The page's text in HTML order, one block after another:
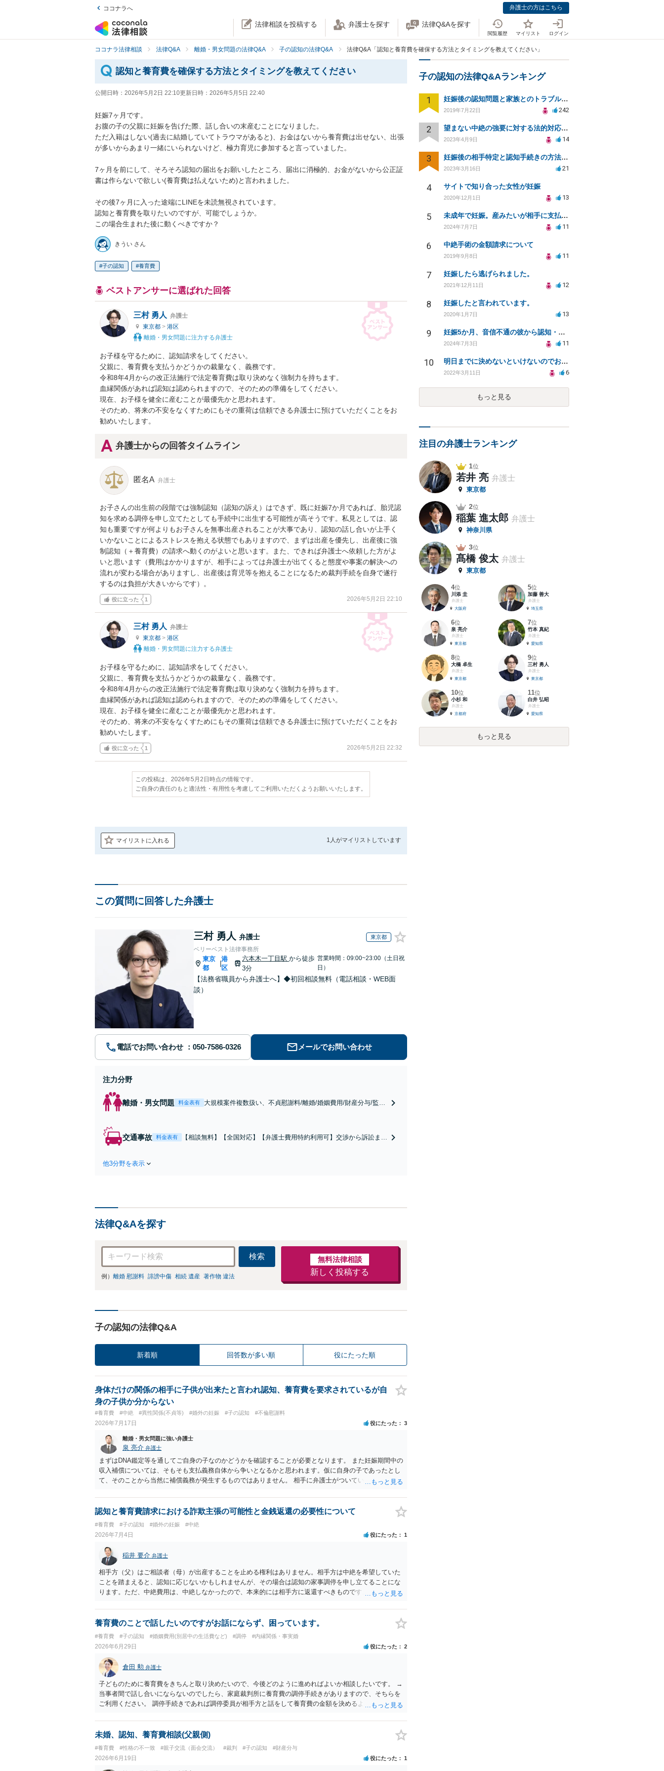
ココナラへ 弁護士の方はこちら
法律相談を投稿する 弁護士を探す 法律Q&Aを探す
閲覧履歴 マイリスト ログイン
ココナラ法律相談 法律Q&A 離婚・男女問題の法律Q&A 子の認知の法律Q&A 法律Q&A「認知と養育費を確保する方法とタイミングを教えてください」
認知と養育費を確保する方法とタイミングを教えてください
公開日時： 2026年5月2日 22:10更新日時： 2026年5月5日 22:40
妊娠7ヶ月です。
お腹の子の父親に妊娠を告げた際、話し合いの末産むことになりました。
ただ入籍はしない(過去に結婚していてトラウマがあると)、お金はないから養育費は出せない、出張
が多いからあまり一緒にいられないけど、極力育児に参加すると言っていました。
7ヶ月を前にして、そろそろ認知の届出をお願いしたところ、届出に消極的、お金がないから公正証
書は作らないで欲しい(養育費は払えないため)と言われました。
その後7ヶ月に入った途端にLINEを未読無視されています。
認知と養育費を取りたいのですが、可能でしょうか。
この場合生まれた後に動くべきですか？
きうい さん
子の認知 養育費
ベストアンサーに選ばれた回答
三村 勇人 弁護士
東京都 > 港区
離婚・男女問題に注力する弁護士
お子様を守るために、認知請求をしてください。
父親に、養育費を支払うかどうかの裁量なく、義務です。
令和8年4月からの改正法施行で法定養育費は取り決めなく強制力を持ちます。
血縁関係があれば認知は認められますので、そのための準備をしてください。
現在、お子様を健全に産むことが最優先かと思われます。
そのため、将来の不安をなくすためにもその重荷は信頼できる弁護士に預けていただくことをお
勧めいたします。
弁護士からの回答タイムライン
匿名A 弁護士
お子さんの出生前の段階では強制認知（認知の訴え）はできず、既に妊娠7か月であれば、胎児認
知を求める調停を申し立てたとしても手続中に出生する可能性が高そうです。私見としては、認
知も重要ですが何よりもお子さんを無事出産されることが大事であり、認知の話し合いが上手く
いかないことによるストレスを抱える状態でもありますので、まずは出産を優先し、出産後に強
制認知（＋養育費）の請求へ動くのがよいと思います。また、できれば弁護士へ依頼した方がよ
いと思います（費用はかかりますが、相手によっては弁護士が出てくると態度や事案の解決への
流れが変わる場合がありますし、出産後は育児等を抱えることになるため裁判手続を自身で遂行
するのは負担が大きいからです）。
役に立った 1 2026年5月2日 22:10
三村 勇人 弁護士
東京都 > 港区
離婚・男女問題に注力する弁護士
お子様を守るために、認知請求をしてください。
父親に、養育費を支払うかどうかの裁量なく、義務です。
令和8年4月からの改正法施行で法定養育費は取り決めなく強制力を持ちます。
血縁関係があれば認知は認められますので、そのための準備をしてください。
現在、お子様を健全に産むことが最優先かと思われます。
そのため、将来の不安をなくすためにもその重荷は信頼できる弁護士に預けていただくことをお
勧めいたします。
役に立った 1 2026年5月2日 22:32
この投稿は、2026年5月2日時点の情報です。
ご自身の責任のもと適法性・有用性を考慮してご利用いただくようお願いいたします。
マイリストに入れる 1人がマイリストしています
この質問に回答した弁護士
三村 勇人 弁護士 東京都
ベリーベスト法律事務所
東京
都
|
港
区
六本木一丁目駅から徒歩
3分
営業時間：09:00~23:00（土日祝
日）
【法務省職員から弁護士へ】◆初回相談無料（電話相談・WEB面
談）
電話でお問い合わせ メールでお問い合わせ
注力分野
離婚・男女問題 料金表有
大規模案件複数扱い、不貞慰謝料/離婚/婚姻費用/財産分与/監護
交通事故 料金表有
【相談無料】【全国対応】【弁護士費用特約利用可】交渉から訴訟まで
他3分野を表示
法律Q&Aを探す
検索
例） 離婚 慰謝料 誹謗中傷 相続 遺産 著作物 違法
無料法律相談
新しく投稿する
子の認知の法律Q&A
新着順 回答数が多い順 役にたった順
身体だけの関係の相手に子供が出来たと言われ認知、養育費を要求されているが自
身の子供か分からない
#養育費 #中絶 #異性関係(不貞等) #婚外の妊娠 #子の認知 #不倫慰謝料
2026年7月17日 役にたった 3
離婚・男女問題に強い弁護士
泉 亮介 弁護士
まずはDNA鑑定等を通してご自身の子なのかどうかを確認することが必要となります。 また妊娠期間中の
収入補償については、そもそも支払義務自体から争いとなるかと思われます。仮に自身の子であったとし
て、そのことから当然に補償義務が発生するものではありません。 相手に弁護士がついているということ
う。
認知と養育費請求における詐欺主張の可能性と金銭返還の必要性について
#養育費 #子の認知 #婚外の妊娠 #中絶
2026年7月4日 役にたった 1
稲井 要介 弁護士
相手方（父）はご相談者（母）が出産することを止める権利はありません。相手方は中絶を希望していた
ことを踏まえると、認知に応じないかもしれませんが、その場合は認知の家事調停を申し立てることにな
ります。ただ、中絶費用は、中絶しなかったので、本来的には相手方に返還すべきものです。
養育費のことで話したいのですがお話にならず、困っています。
#養育費 #子の認知 #婚姻費用(別居中の生活費など) #調停 #内縁関係・事実婚
2026年6月29日 役にたった 2
倉田 勲 弁護士
子どものために養育費をきちんと取り決めたいので、今後どのように進めればよいか相談したいです。 →
当事者間で話し合いにならないのでしたら、家庭裁判所に養育費の調停手続きがありますので、そちらを
ご利用ください。 調停手続きであれば調停委員が相手方と話をして養育費の金額を決めるよう勧めてくれ
ります。
未婚、認知、養育費相談(父親側)
#養育費 #性格の不一致 #親子交流（面会交流） #裁判 #子の認知 #財産分与
2026年6月19日 役にたった 1
子の認知の法律Q&Aランキング
1 妊娠後の認知問題と家族とのトラブル解決策を求めて
2019年7月22日 242
2 望まない中絶の強要に対する法的対応と自己防衛策
2023年4月9日 14
3 妊娠後の相手特定と認知手続きの方法についての相談
2023年3月16日 21
4 サイトで知り合った女性が妊娠
2020年12月1日 13
5 未成年で妊娠。産みたいが相手に支払い能力がない場合。
2024年7月7日 11
6 中絶手術の金額請求について
2019年9月8日 11
7 妊娠したら逃げられました。
2021年12月11日 12
8 妊娠したと言われています。
2020年1月7日 13
9 妊娠5か月、音信不通の彼から認知・養育費の請求のために
2024年7月3日 11
10 明日までに決めないといけないのでお願いします。
2022年3月11日 6
もっと見る
注目の弁護士ランキング
1位
若井 亮 弁護士
東京都
2位
稲葉 進太郎 弁護士
神奈川県
3位
髙橋 俊太 弁護士
東京都
4位
川添 圭
弁護士
大阪府
5位
加藤 善大
弁護士
埼玉県
6位
泉 亮介
弁護士
東京都
7位
竹本 真紀
弁護士
愛知県
8位
大橋 卓生
弁護士
東京都
9位
三村 勇人
弁護士
東京都
10位
小杉 和
弁護士
京都府
11位
白井 弘昭
弁護士
愛知県
もっと見る